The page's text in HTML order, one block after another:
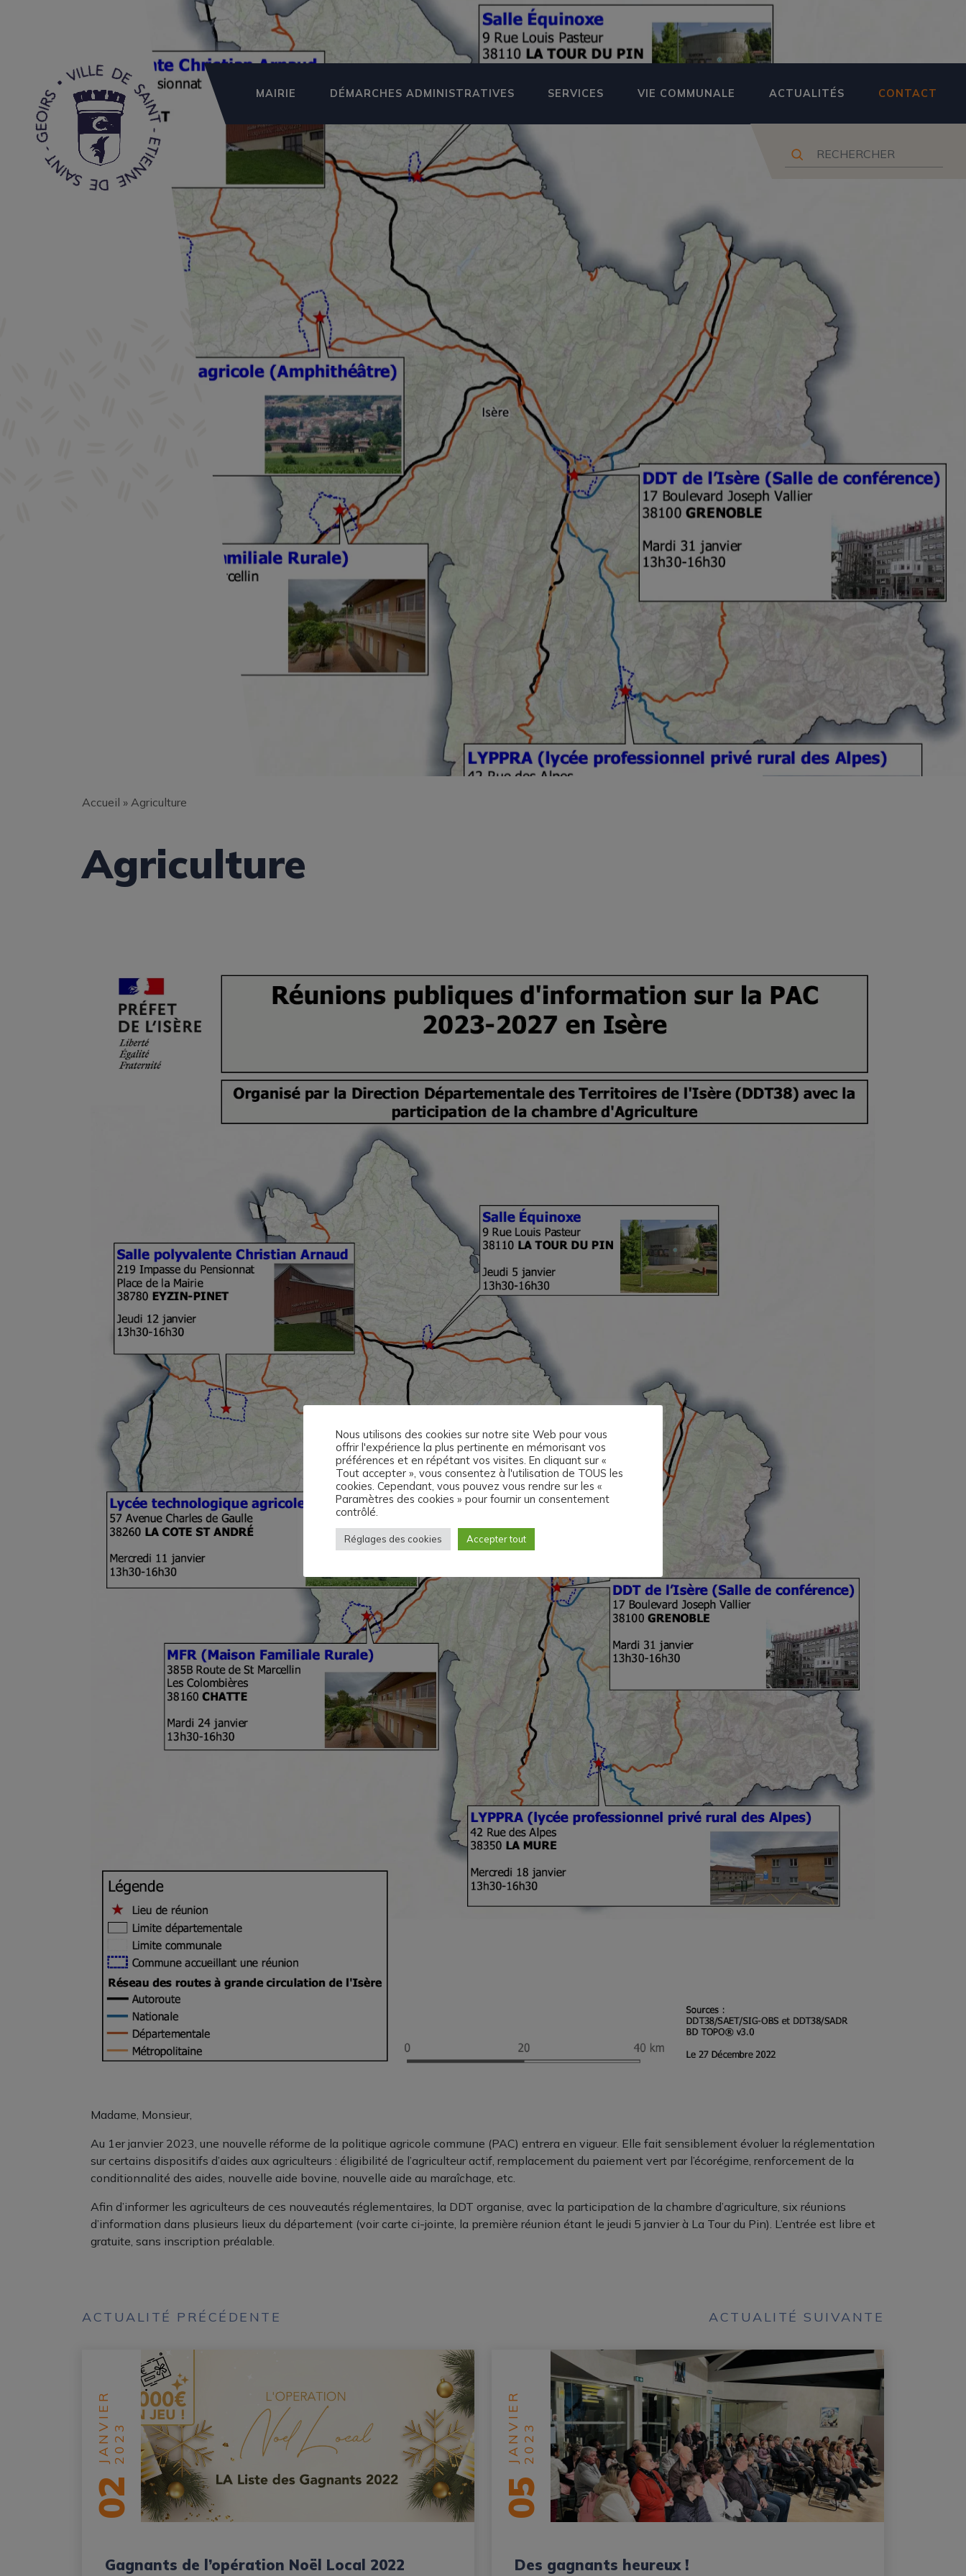
MAIRIE DÉMARCHES ADMINISTRATIVES SERVICES VIE COMMUNALE ACTUALITÉS CONTACT
Accueil » Agriculture
Agriculture
Madame, Monsieur,
Au 1er janvier 2023, une nouvelle réforme de la politique agricole commune (PAC) entrera en vigueur. Elle fait sensiblement évoluer la réglementation
sur certains dispositifs d’aides aux agriculteurs : éligibilité de l’agriculteur actif, remplacement du paiement vert par l’écorégime, renforcement de la
conditionnalité des aides, nouvelle aide bovine, nouvelle aide au maraîchage, etc.
Afin d’informer les agriculteurs de ces nouveautés réglementaires, la DDT organise, avec la participation de la chambre d’agriculture, six réunions
d’information dans plusieurs lieux du département (voir carte ci-jointe, la première réunion étant le jeudi 5 janvier à La Tour du Pin). L’entrée est libre et
gratuite, sans inscription préalable.
ACTUALITÉ PRÉCÉDENTE
02
JANVIER2023
Gagnants de l’opération Noël Local 2022
ACTUALITÉ SUIVANTE
05
JANVIER2023
Des gagnants heureux !
Nous utilisons des cookies sur notre site Web pour vous
offrir l'expérience la plus pertinente en mémorisant vos
préférences et en répétant vos visites. En cliquant sur «
Tout accepter », vous consentez à l'utilisation de TOUS les
cookies. Cependant, vous pouvez vous rendre sur les «
Paramètres des cookies » pour fournir un consentement
contrôlé.
Réglages des cookies Accepter tout